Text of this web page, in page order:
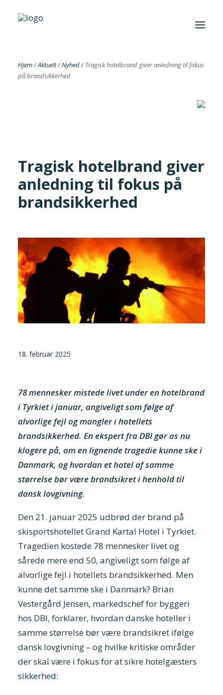
Foreningen
Search
Tilmeld nyhedsbrev
Presse og pressemeddelelser
Kontakt
Dansk
English
Hjem/Aktuelt/Nyhed/Tragisk hotelbrand giver anledning til fokus
på brandsikkerhed
Tragisk hotelbrand giver
anledning til fokus på
brandsikkerhed
18. februar 2025
78 mennesker mistede livet under en hotelbrand
i Tyrkiet i januar, angiveligt som følge af
alvorlige fejl og mangler i hotellets
brandsikkerhed. En ekspert fra DBI gør os nu
klogere på, om en lignende tragedie kunne ske i
Danmark, og hvordan et hotel af samme
størrelse bør være brandsikret i henhold til
dansk lovgivning.
Den 21. januar 2025 udbrød der brand på
skisportshotellet Grand Kartal Hotel i Tyrkiet.
Tragedien kostede 78 mennesker livet og
sårede mere end 50, angiveligt som følge af
alvorlige fejl i hotellets brandsikkerhed. Men
kunne det samme ske i Danmark? Brian
Vestergård Jensen, markedschef for byggeri
hos DBI, forklarer, hvordan danske hoteller i
samme størrelse bør være brandsikret ifølge
dansk lovgivning – og hvilke kritiske områder
der skal være i fokus for at sikre hotelgæsters
sikkerhed: